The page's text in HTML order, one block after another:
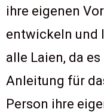
ihre eigenen
entwickeln und
alle Laien, da
Anleitung für
Person ihre